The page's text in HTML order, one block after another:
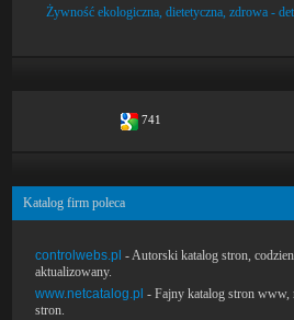
Żywność ekologiczna, dietetyczna, zdrowa -
741
Katalog firm poleca
controlwebs.pl - Autorski katalog stron,
aktualizowany.
www.netcatalog.pl - Fajny katalog stron www,
stron.